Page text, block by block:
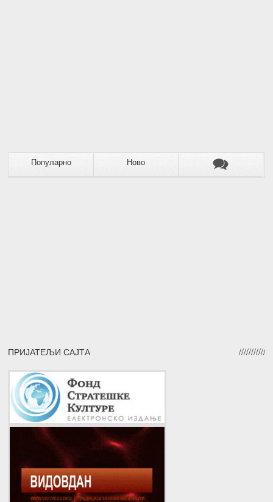
Популарно Ново
ПРИЈАТЕЉИ САЈТА